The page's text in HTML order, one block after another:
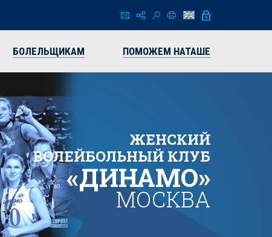
БОЛЕЛЬЩИКАМ ПОМОЖЕМ НАТАШЕ
ЖЕНСКИЙ
ВОЛЕЙБОЛЬНЫЙ КЛУБ
«ДИНАМО»
МОСКВА